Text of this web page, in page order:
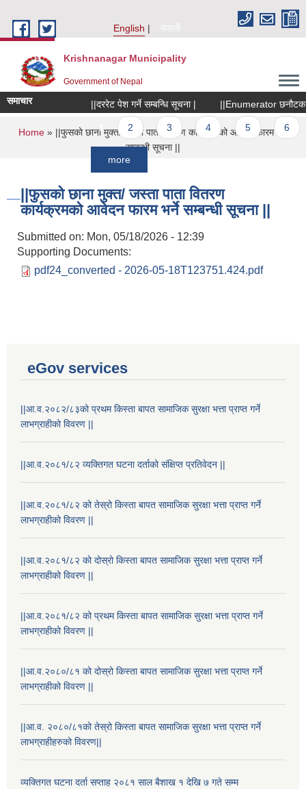
English
नेपाली
Krishnanagar Municipality
Government of Nepal
समाचार ||दररेट पेश गर्ने सम्बन्धि सूचना | ||Enumerator छनौटका
Pages
1 2 3 4 5 6
more
You are here
Home » ||फुसको छाना मुक्त/ जस्ता पाता वितरण कार्यक्रमको आवेदन फारम भर्ने
सम्बन्धी सूचना ||
||फुसको छाना मुक्त/ जस्ता पाता वितरण
कार्यक्रमको आवेदन फारम भर्ने सम्बन्धी सूचना ||
Submitted on: Mon, 05/18/2026 - 12:39
Supporting Documents:
pdf24_converted - 2026-05-18T123751.424.pdf
eGov services
||आ.व.२०८२/८३को प्रथम किस्ता बापत सामाजिक सुरक्षा भत्ता प्राप्त गर्ने
लाभग्राहीको विवरण ||
||आ.व.२०८१/८२ व्यक्तिगत घटना दर्ताको संक्षिप्त प्रतिवेदन ||
||आ.व.२०८१/८२ को तेस्रो किस्ता बापत सामाजिक सुरक्षा भत्ता प्राप्त गर्ने
लाभग्राहीको विवरण ||
||आ.व.२०८१/८२ को दोस्रो किस्ता बापत सामाजिक सुरक्षा भत्ता प्राप्त गर्ने
लाभग्राहीको विवरण ||
||आ.व.२०८१/८२ को प्रथम किस्ता बापत सामाजिक सुरक्षा भत्ता प्राप्त गर्ने
लाभग्राहीको विवरण ||
||आ.व.२०८०/८१ को दोस्रो किस्ता बापत सामाजिक सुरक्षा भत्ता प्राप्त गर्ने
लाभग्राहीको विवरण ||
||आ.व. २०८०/८१को तेस्रो किस्ता बापत सामाजिक सुरक्षा भत्ता प्राप्त गर्ने
लाभग्राहीहरुको विवरण||
व्यक्तिगत घटना दर्ता सप्ताह २०८१ साल बैशाख १ देखि ७ गते सम्म